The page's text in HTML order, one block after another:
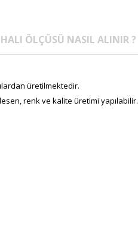
HALI ÖLÇÜSÜ NASIL ALINIR ?
üretilmektedir.
renk ve kalite üretimi yapılabilir.